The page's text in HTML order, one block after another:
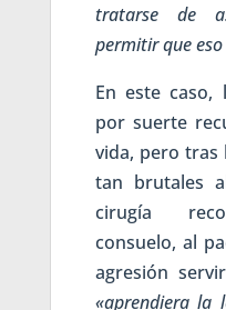
tratarse de
permitir que
En este caso,
por suerte
vida, pero tras
tan brutales
cirugía
consuelo, al
agresión
«aprendiera la